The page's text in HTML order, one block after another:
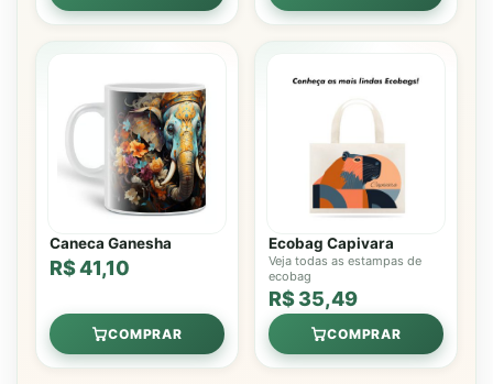
Caneca Ganesha
R$ 41,10
COMPRAR
Ecobag Capivara
Veja todas as estampas de
ecobag
R$ 35,49
COMPRAR